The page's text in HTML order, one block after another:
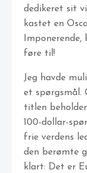
dedikeret sit
kastet en
føre til!
Jeg havde
et spørgsmål.
titlen
100-dollar-
frie verdens
den berømte
klart: Det er